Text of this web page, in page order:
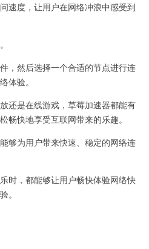
速度，让用户在网络冲浪中感受到
然后选择一个合适的节点进行连
体验。
是在线游戏，草莓加速器都能有
畅快地享受互联网带来的乐趣。
为用户带来快速、稳定的网络连
，都能够让用户畅快体验网络快
。